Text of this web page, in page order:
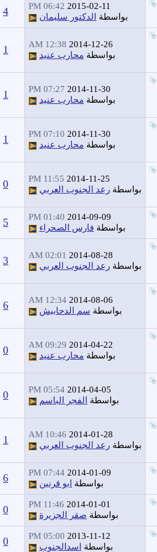
2015-02-11
06:42 PM
بواسطة
الدكتور سليمان 4
2014-12-26
12:38 AM
بواسطة محارب عنيد 1
2014-11-30
07:27 PM
بواسطة محارب عنيد 1
2014-11-30
07:10 PM
بواسطة محارب عنيد 1
2014-11-25
11:55 PM
بواسطة رعد الجنوب العربي 0
2014-09-09
01:40 PM
بواسطة فارس الصحراء 5
2014-08-28
02:01 AM
بواسطة رعد الجنوب العربي 3
2014-08-06
12:34 AM
بواسطة سم الدحابيش 6
2014-04-22
09:29 AM
بواسطة محارب عنيد 0
2014-04-05
05:54 PM
بواسطة
الفجر الباسم 0
2014-01-28
10:46 AM
بواسطة رعد الجنوب العربي 1
2014-01-09
07:44 PM
بواسطة
ابو قرنين 6
2014-01-01
11:46 PM
بواسطة صقر الجزيرة 0
2013-11-12
05:00 PM
بواسطة
اسدالجنوب 0